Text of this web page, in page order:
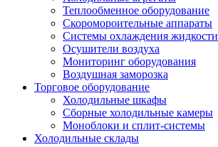
Теплообменное оборудование
Скоромороительные аппараты
Системы охлаждения жидкости
Осушители воздуха
Мониторинг оборудования
Воздушная заморозка
Торговое оборудование
Холодильные шкафы
Сборные холодильные камеры
Моноблоки и сплит-системы
Холодильные склады